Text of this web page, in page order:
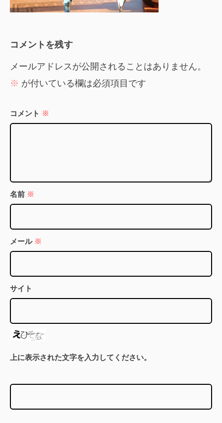
コメントを残す
メールアドレスが公開されることはありません。
※ が付いている欄は必須項目です
コメント ※
名前 ※
メール ※
サイト
上に表示された文字を入力してください。